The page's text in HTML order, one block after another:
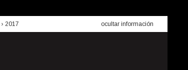
› 2017 ocultar información